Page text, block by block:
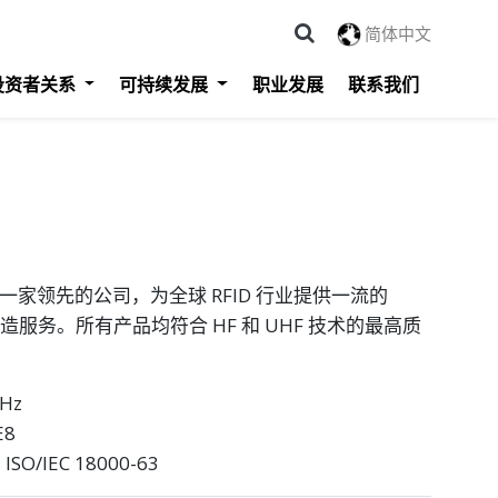
者关系 可持续发展 职业发展 联系我们
简体中文
家领先的公司，为全球 RFID 行业提供一流的
服务。所有产品均符合 HF 和 UHF 技术的最高质
IEC 18000-63